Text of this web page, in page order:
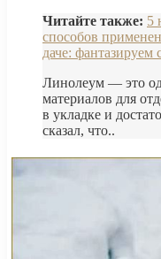
Читайте также: 5
способов
даче: фантазируем
Линолеум — это
материалов для
в укладке и
сказал, что..